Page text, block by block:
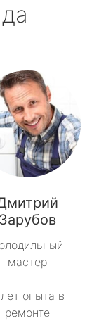
Зарубов
мастер
опыта в
ремонте